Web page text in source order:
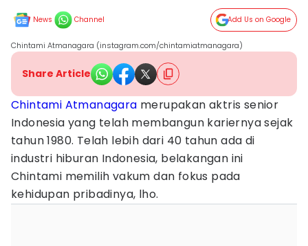
News Channel Add Us on Google
Chintami Atmanagara (instagram.com/chintamiatmanagara)
Share Article
Chintami Atmanagara merupakan aktris senior
Indonesia yang telah membangun kariernya sejak
tahun 1980. Telah lebih dari 40 tahun ada di
industri hiburan Indonesia, belakangan ini
Chintami memilih vakum dan fokus pada
kehidupan pribadinya, lho.